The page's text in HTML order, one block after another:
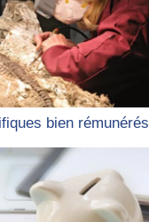
bien rémunérés